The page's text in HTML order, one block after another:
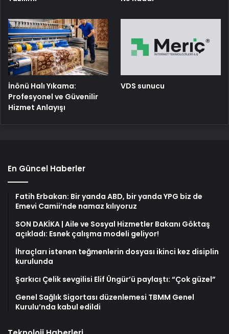
İnönü Halı Yıkama:
Profesyonel ve Güvenilir
Hizmet Anlayışı
VDS sunucu
En Güncel Haberler
Fatih Erbakan: Bir yanda ABD, bir yanda YPG biz de
Emevi Camii’nde namaz kılıyoruz
SON DAKİKA | Aile ve Sosyal Hizmetler Bakanı Göktaş
açıkladı: Esnek çalışma modeli geliyor!
İhraçları istenen teğmenlerin dosyası ikinci kez disiplin
kurulunda
Şarkıcı Çelik sevgilisi Elif Üngür’ü paylaştı: “Çok güzel”
Genel Sağlık Sigortası düzenlemesi TBMM Genel
Kurulu’nda kabul edildi